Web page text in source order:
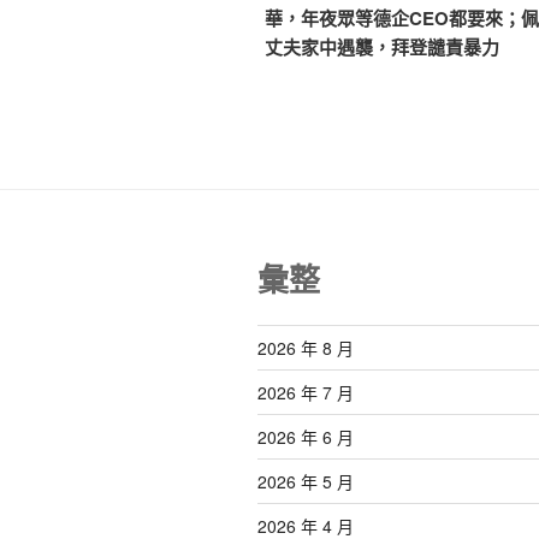
導
篇
文
華，年夜眾等德企CEO都要來；
丈夫家中遇襲，拜登譴責暴力
彙整
2026 年 8 月
2026 年 7 月
2026 年 6 月
2026 年 5 月
2026 年 4 月